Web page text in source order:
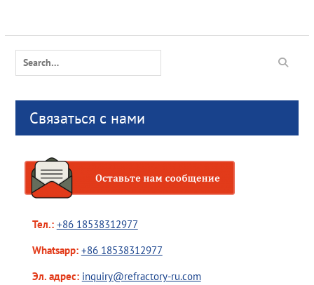
Search
for:
Связаться с нами
Тел.: +86 18538312977
Whatsapp: +86 18538312977
Эл. адрес: inquiry@refractory-ru.com